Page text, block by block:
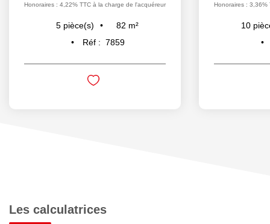
Honoraires : 4,22% TTC à la charge de l'acquéreur
5 pièce(s) 82 m²
Réf : 7859
Honoraires : 3,36%
10
Les calculatrices